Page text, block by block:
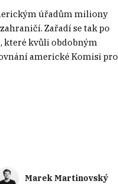
úřadům miliony
Zařadí se tak po
které kvůli obdobným
americké Komisi pro
Marek Martinovský